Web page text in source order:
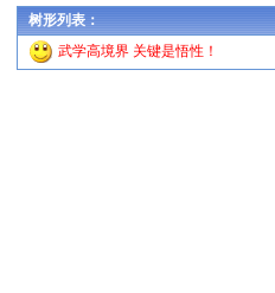
树形列表：
武学高境界 关键是悟性！